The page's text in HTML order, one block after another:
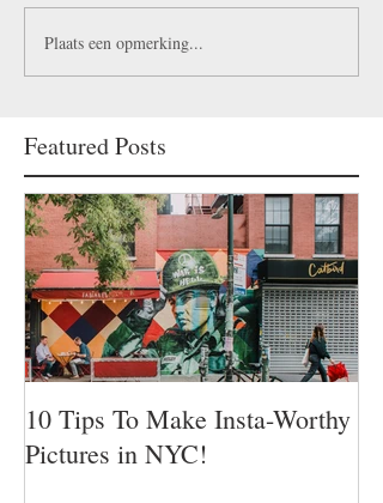
Plaats een opmerking...
Featured Posts
10 Tips To Make Insta-Worthy
Pictures in NYC!